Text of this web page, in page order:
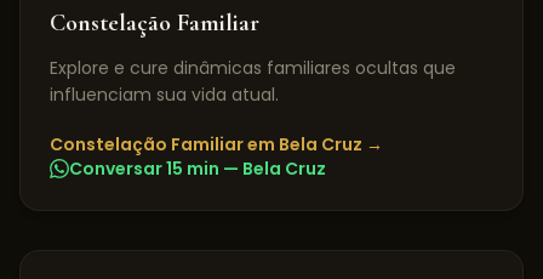
Constelação Familiar
Explore e cure dinâmicas familiares ocultas que
influenciam sua vida atual.
Constelação Familiarem Bela Cruz →
Conversar 15 min — Bela Cruz